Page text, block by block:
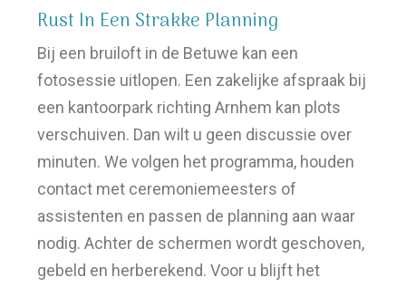
Rust In Een Strakke Planning
Bij een bruiloft in de Betuwe kan een
fotosessie uitlopen. Een zakelijke afspraak bij
een kantoorpark richting Arnhem kan plots
verschuiven. Dan wilt u geen discussie over
minuten. We volgen het programma, houden
contact met ceremoniemeesters of
assistenten en passen de planning aan waar
nodig. Achter de schermen wordt geschoven,
gebeld en herberekend. Voor u blijft het